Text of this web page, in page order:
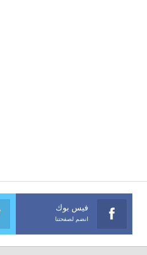
فيس بوك
انضم لصفحتنا